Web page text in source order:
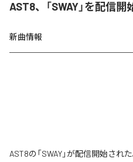
AST8、「SWAY」を配信開
新曲情報
AST8の「SWAY」が配信開始さ